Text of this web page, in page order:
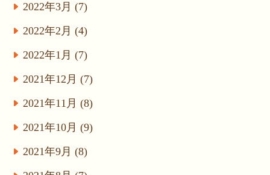
2022年3月 (7)
2022年2月 (4)
2022年1月 (7)
2021年12月 (7)
2021年11月 (8)
2021年10月 (9)
2021年9月 (8)